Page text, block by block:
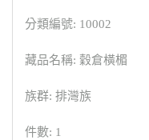
分類編號: 10002
藏品名稱: 穀倉橫楣
族群: 排灣族
件數: 1